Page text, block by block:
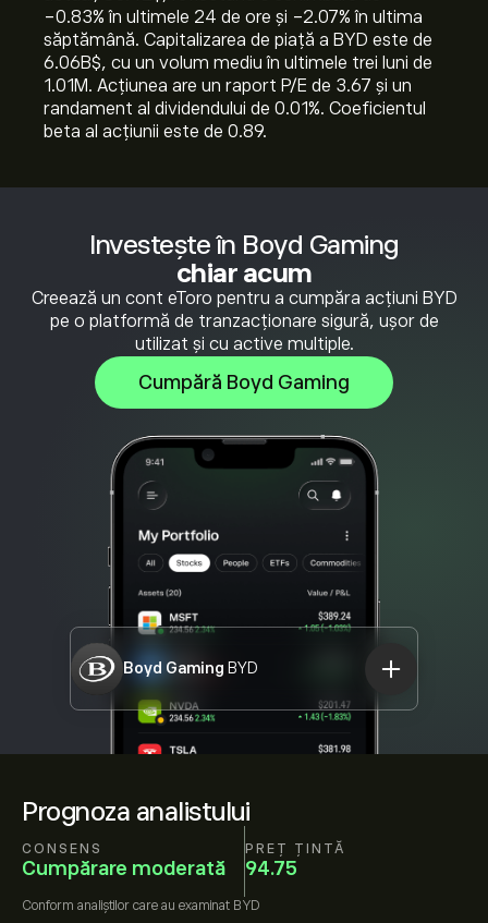
Prognoza analistului
CONSENS
Cumpărare moderată
PREȚ ȚINTĂ
94.75
Conform analiștilor care au examinat BYD
Investește în Boyd Gaming
chiar acum
Creează un cont eToro pentru a cumpăra acțiuni BYD
pe o platformă de tranzacționare sigură, ușor de
utilizat și cu active multiple.
Cumpără Boyd Gaming
Boyd Gaming BYD
‎-0.83‎% în ultimele 24 de ore și ‎-2.07‎% în ultima
săptămână. Capitalizarea de piață a BYD este de
6.06B‎$‎, cu un volum mediu în ultimele trei luni de
1.01M. Acțiunea are un raport P/E de 3.67 și un
randament al dividendului de 0.01%. Coeficientul
beta al acțiunii este de 0.89.